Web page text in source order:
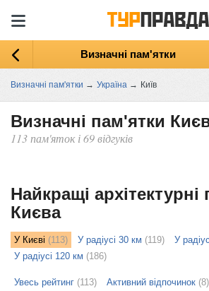
Визначні пам'ятки
Визначні пам'ятки → Україна → Київ
Визначні пам'ятки
113 пам'яток і 69 відгуків
Найкращі архітектурні
Києва
У Києві (113) У радіусі 30 км (119) У
У радіусі 120 км (186)
Увесь рейтинг (113) Активний відпочинок (8)